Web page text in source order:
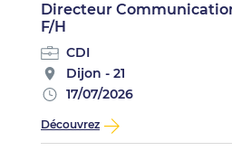
Directeur
F/H
CDI
Dijon - 21
17/07/2026
Découvrez